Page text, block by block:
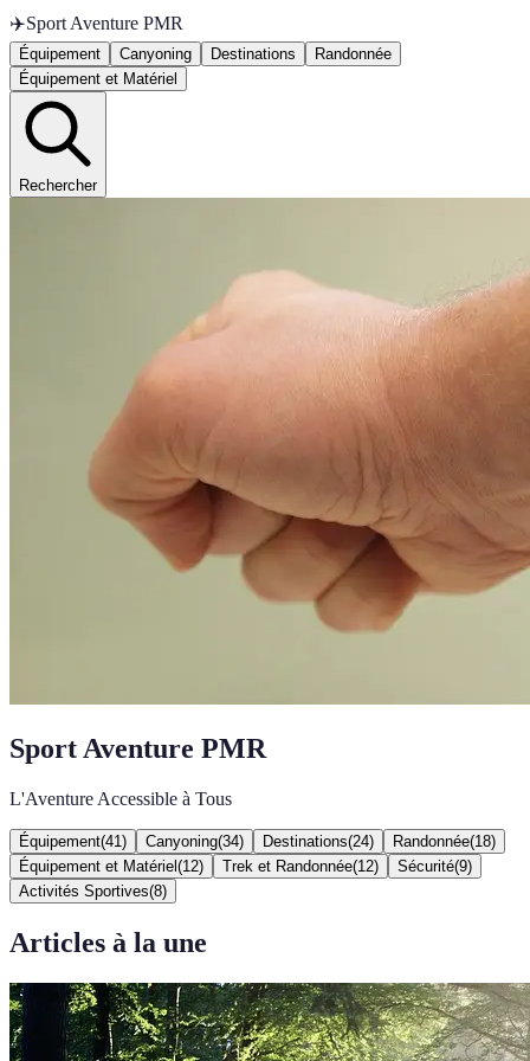
✈️Sport Aventure PMR
Équipement Canyoning Destinations
Randonnée
Équipement et Matériel
Rechercher
Sport Aventure PMR
L'Aventure Accessible à Tous
Équipement(41 ) Canyoning(34) Destinations(24) Randonnée(18)
Équipement et Matériel (12) Trek et Randonnée(12) Sécurité(9)
Activités Sportives(8)
Articles à la une